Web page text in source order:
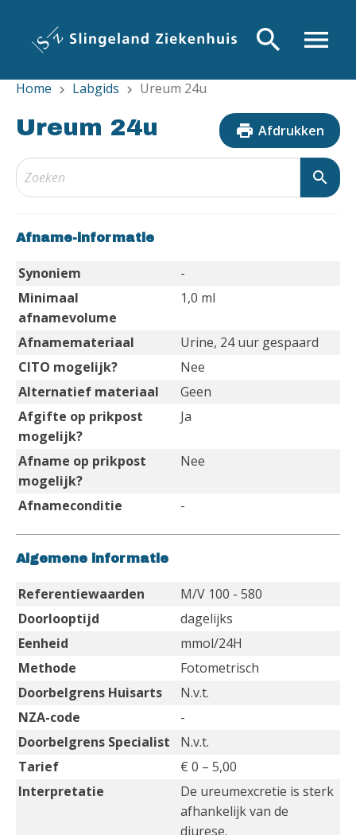
inhoud
menu
search
Home chevron_right Labgids chevron_right Ureum 24u
Ureum 24u print Afdrukken
search
Afname-informatie
Synoniem
-
Minimaal
afnamevolume
1,0 ml
Afnamemateriaal
Urine, 24 uur gespaard
CITO mogelijk?
Nee
Alternatief materiaal
Geen
Afgifte op prikpost
mogelijk?
Ja
Afname op prikpost
mogelijk?
Nee
Afnameconditie -
Algemene informatie
Referentiewaarden
M/V 100 - 580
Doorlooptijd
dagelijks
Eenheid
mmol/24H
Methode
Fotometrisch
Doorbelgrens Huisarts
N.v.t.
NZA-code
-
Doorbelgrens Specialist
N.v.t.
Tarief
€ 0 – 5,00
Interpretatie
De ureumexcretie is sterk
afhankelijk van de
diurese.